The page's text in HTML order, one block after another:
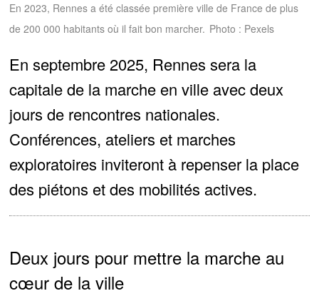
En 2023, Rennes a été classée première ville de France de plus
de 200 000 habitants où il fait bon marcher. Photo : Pexels
En septembre 2025, Rennes sera la
capitale de la marche en ville avec deux
jours de rencontres nationales.
Conférences, ateliers et marches
exploratoires inviteront à repenser la place
des piétons et des mobilités actives.
Deux jours pour mettre la marche au
cœur de la ville